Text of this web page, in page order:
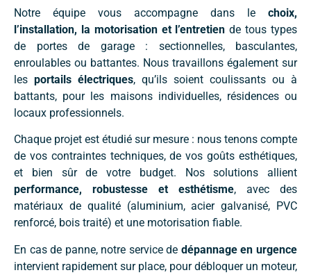
Notre équipe vous accompagne dans le choix,
l’installation, la motorisation et l’entretien de tous types
de portes de garage : sectionnelles, basculantes,
enroulables ou battantes. Nous travaillons également sur
les portails électriques, qu’ils soient coulissants ou à
battants, pour les maisons individuelles, résidences ou
locaux professionnels.
Chaque projet est étudié sur mesure : nous tenons compte
de vos contraintes techniques, de vos goûts esthétiques,
et bien sûr de votre budget. Nos solutions allient
performance, robustesse et esthétisme, avec des
matériaux de qualité (aluminium, acier galvanisé, PVC
renforcé, bois traité) et une motorisation fiable.
En cas de panne, notre service de dépannage en urgence
intervient rapidement sur place, pour débloquer un moteur,